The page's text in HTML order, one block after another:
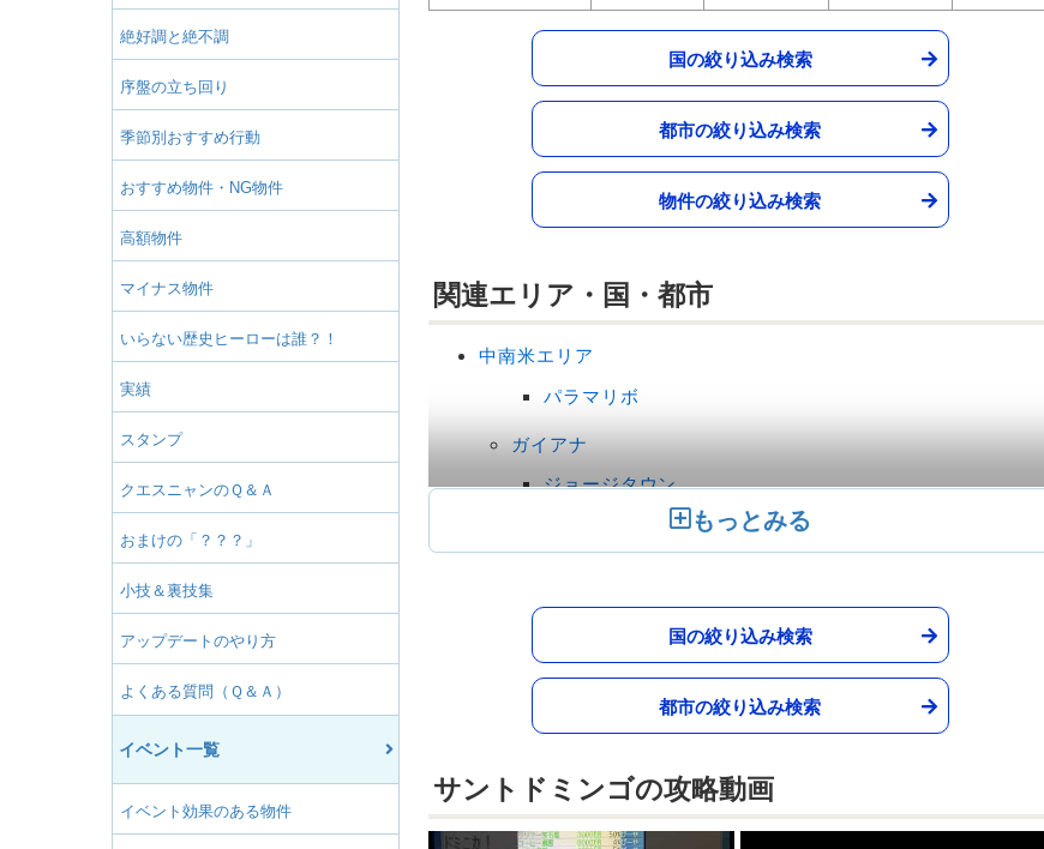
絶好調と絶不調
序盤の立ち回り
季節別おすすめ行動
おすすめ物件・NG物件
高額物件
マイナス物件
いらない歴史ヒーローは誰？！
実績
スタンプ
クエスニャンのＱ＆Ａ
おまけの「？？？」
小技＆裏技集
アップデートのやり方
よくある質問（Ｑ＆Ａ）
イベント一覧
イベント効果のある物件
国の絞り込み検索
都市の絞り込み検索
物件の絞り込み検索
関連エリア・国・都市
中南米エリア
パラマリボ
ガイアナ
ジョージタウン
シント・マールテン
フィリップスブルフ
キングストン
キューバ
国の絞り込み検索
都市の絞り込み検索
サントドミンゴの攻略動画